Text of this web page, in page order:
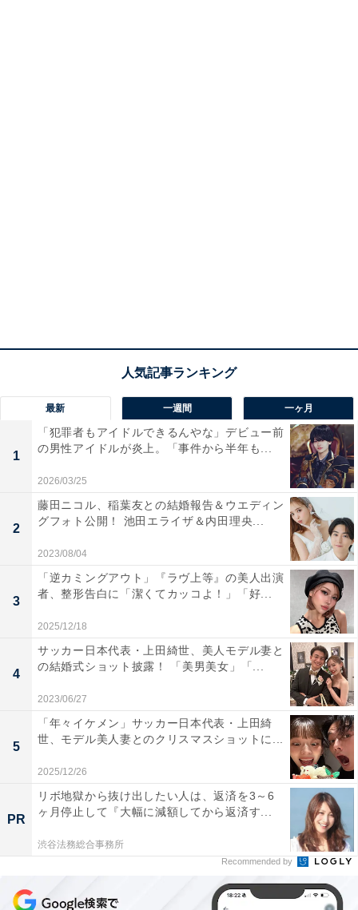
最新 一週間 一ヶ月
1
「犯罪者もアイドルできるんやな」デビュー前
の男性アイドルが炎上。「事件から半年も...
2026/03/25
2
藤田ニコル、稲葉友との結婚報告＆ウエディン
グフォト公開！ 池田エライザ＆内田理央...
2023/08/04
3
「逆カミングアウト」『ラヴ上等』の美人出演
者、整形告白に「潔くてカッコよ！」「好...
2025/12/18
4
サッカー日本代表・上田綺世、美人モデル妻と
の結婚式ショット披露！ 「美男美女」「...
2023/06/27
5
「年々イケメン」サッカー日本代表・上田綺
世、モデル美人妻とのクリスマスショットに...
2025/12/26
PR
リボ地獄から抜け出したい人は、返済を3～6
ヶ月停止して『大幅に減額してから返済す...
渋谷法務総合事務所
Recommended by